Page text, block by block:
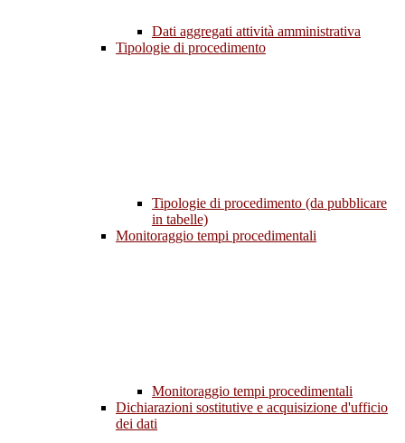
Dati aggregati attività amministrativa
Tipologie di procedimento
Tipologie di procedimento (da pubblicare
in tabelle)
Monitoraggio tempi procedimentali
Monitoraggio tempi procedimentali
Dichiarazioni sostitutive e acquisizione d'ufficio
dei dati